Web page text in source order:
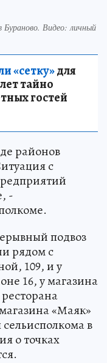
Видео: личный
«сетку»для
тайно
гостей
районов
с
-
подвоз
рядом с
109, и у
16, у магазина
«Маяк»
в
о точках